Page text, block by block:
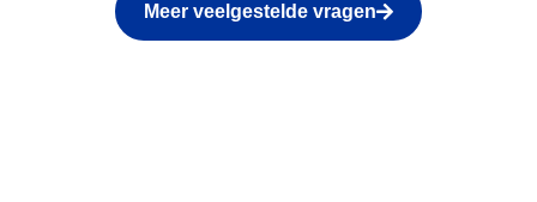
Meer veelgestelde vragen